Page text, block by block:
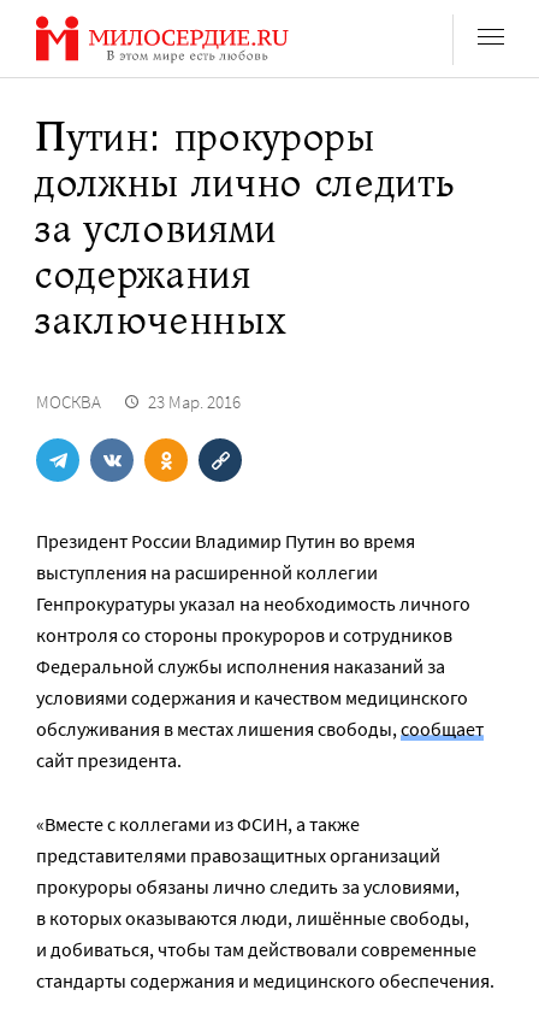
Перейти
содержанию
Путин: прокуроры
должны лично следить
за условиями
содержания
заключенных
МОСКВА 23 Мар. 2016
Президент России Владимир Путин во время
выступления на расширенной коллегии
Генпрокуратуры указал на необходимость личного
контроля со стороны прокуроров и сотрудников
Федеральной службы исполнения наказаний за
условиями содержания и качеством медицинского
обслуживания в местах лишения свободы,сообщает
сайт президента.
«Вместе с коллегами из ФСИН, а также
представителями правозащитных организаций
прокуроры обязаны лично следить за условиями,
в которых оказываются люди, лишённые свободы,
и добиваться, чтобы там действовали современные
стандарты содержания и медицинского обеспечения.